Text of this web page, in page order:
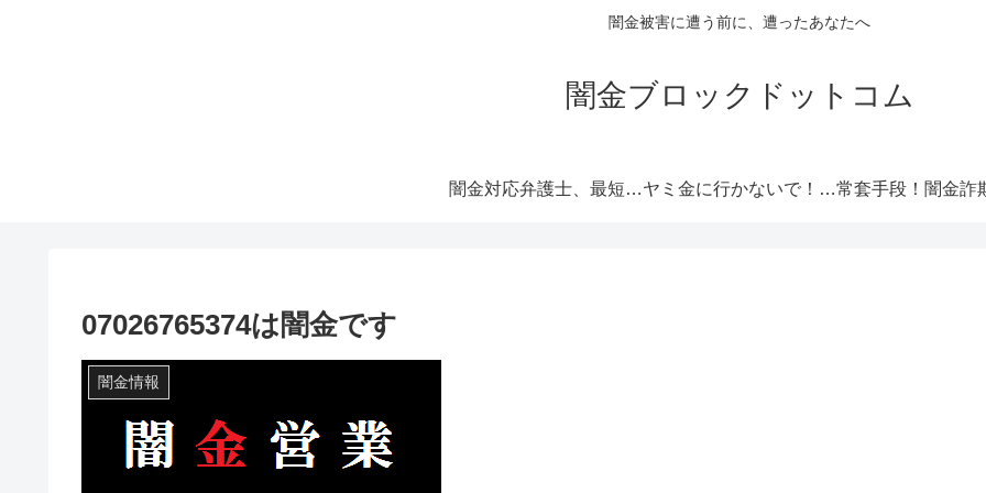
闇金被害に遭う前に、遭ったあなたへ
闇金ブロックドットコム
闇金対応弁護士、最短即日解決！ ヤミ金に行かないで！厳選オススメ消費者金融
07026765374は闇金です
闇金情報